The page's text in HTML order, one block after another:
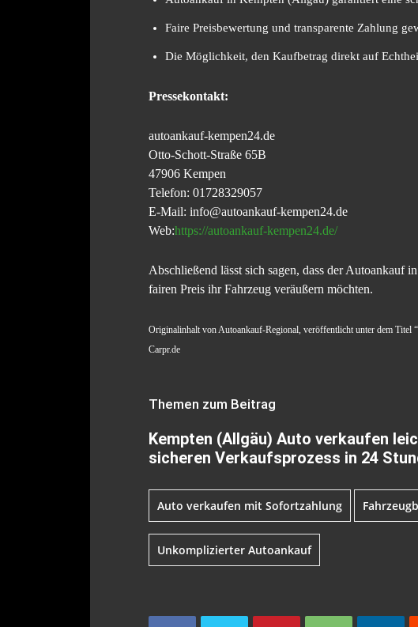
Faire Preisbewertung und transparente Zahlung
Die Möglichkeit, den Kaufbetrag direkt auf
Pressekontakt:
autoankauf-kempen24.de
Otto-Schott-Straße 65B
47906 Kempen
Telefon: 01728329057
E-Mail: info@autoankauf-kempen24.de
Web:https://autoankauf-kempen24.de/
Abschließend lässt sich sagen, dass der Autoankauf
fairen Preis ihr Fahrzeug veräußern möchten.
Originalinhalt von Autoankauf-Regional, veröffentlicht unter dem
Carpr.de
Themen zum Beitrag
Kempten (Allgäu) Auto verkaufen
sicheren Verkaufsprozess in 24
Auto verkaufen mit Sofortzahlung
Unkomplizierter Autoankauf